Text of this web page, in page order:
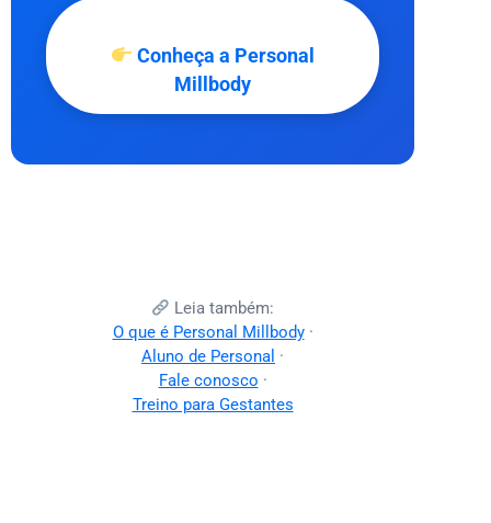
Conheça a Personal
Millbody
Leia também:
O que é Personal Millbody·
Aluno de Personal ·
Fale conosco ·
Treino para Gestantes